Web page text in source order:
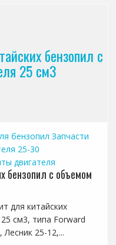
бензопил с
25 см3
бензопил Запчасти
25-30
двигателя
бензопил с объемом
для китайских
см3, типа Forward
25-12,...